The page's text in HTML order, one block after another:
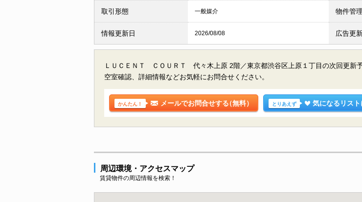
取引形態 一般媒介 物件管
情報更新日 2026/08/08 広告更
ＬＵＣＥＮＴ ＣＯＵＲＴ 代々木上原 2階／東京都渋谷区上原１丁目の次回更新
空室確認、詳細情報などお気軽にお問合せください。
かんたん！ メールでお問合せする（無料） とりあえず 気になるリス
周辺環境・アクセスマップ
賃貸物件の周辺情報を検索！